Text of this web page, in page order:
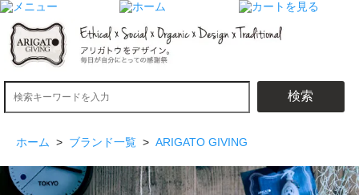
検索
ホーム > ブランド一覧 > ARIGATO GIVING